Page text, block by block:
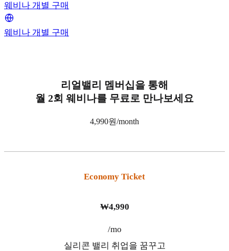
웨비나 개별 구매
웨비나 개별 구매
리얼밸리 멤버십을 통해
월 2회 웨비나를 무료로 만나보세요
4,990원/month
Economy Ticket
₩4,990
/mo
실리콘 밸리 취업을 꿈꾸고